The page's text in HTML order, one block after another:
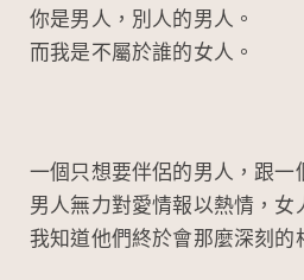
你是男人，別人的男人。
而我是不屬於誰的女人。
一個只想要伴侶的男人，跟一
男人無力對愛情報以熱情，女
我知道他們終於會那麼深刻的